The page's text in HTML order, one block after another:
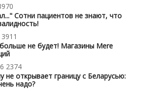
Сотни пациентов не знают, что
3911
не будет! Магазины Mere
2374
не открывает границу с Беларусью:
надо?